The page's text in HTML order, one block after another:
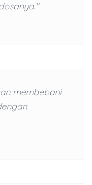
membebani